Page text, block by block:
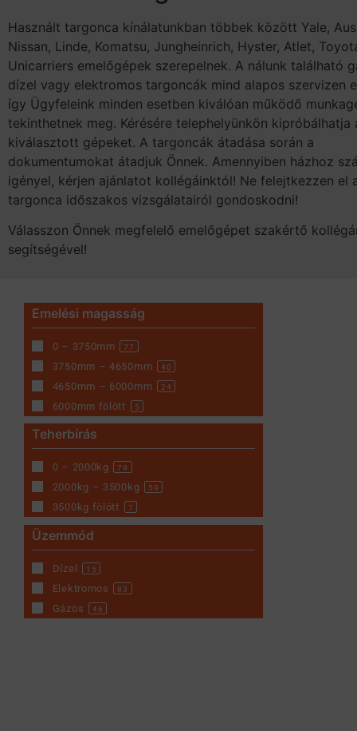
Használt targonca kínálatunkban többek között Yale,
Nissan, Linde, Komatsu, Jungheinrich, Hyster, Atlet,
Unicarriers emelőgépek szerepelnek. A nálunk található
dízel vagy elektromos targoncák mind alapos szervizen
így Ügyfeleink minden esetben kiválóan működő
tekinthetnek meg. Kérésére telephelyünkön kipróbálhatja
kiválasztott gépeket. A targoncák átadása során a
dokumentumokat átadjuk Önnek. Amennyiben házhoz
igényel, kérjen ajánlatot kollégáinktól! Ne felejtkezzen el
targonca időszakos vizsgálatairól gondoskodni!
Válasszon Önnek megfelelő emelőgépet szakértő
segítségével!
Emelési magasság
0 – 3750mm 77
3750mm – 4650mm 40
4650mm – 6000mm 24
6000mm fölött 5
Teherbírás
0 – 2000kg 79
2000kg – 3500kg 59
3500kg fölött 7
Üzemmód
Dízel 15
Elektromos 83
Gázos 46